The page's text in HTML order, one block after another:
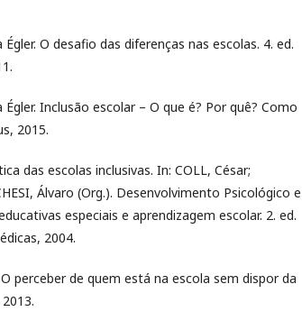
O desafio das diferenças nas escolas. 4. ed.
Inclusão escolar – O que é? Por quê? Como
2015.
das escolas inclusivas. In: COLL, César;
Álvaro (Org.). Desenvolvimento Psicológico e
especiais e aprendizagem escolar. 2. ed.
2004.
perceber de quem está na escola sem dispor da